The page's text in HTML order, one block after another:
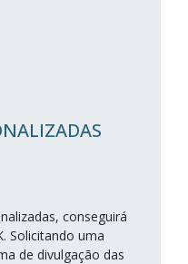
conseguirá
Solicitando uma
de divulgação das